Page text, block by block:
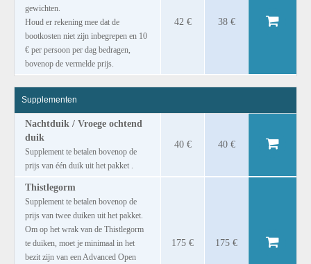
gewichten.
Houd er rekening mee dat de
bootkosten niet zijn inbegrepen en 10
€ per persoon per dag bedragen,
bovenop de vermelde prijs.
42 € 38 €
Supplementen
Nachtduik / Vroege ochtend
duik
Supplement te betalen bovenop de
prijs van één duik uit het pakket .
40 € 40 €
Thistlegorm
Supplement te betalen bovenop de
prijs van twee duiken uit het pakket.
Om op het wrak van de Thistlegorm
te duiken, moet je minimaal in het
bezit zijn van een Advanced Open
175 € 175 €